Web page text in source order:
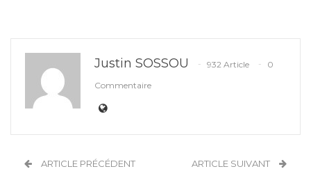
Justin SOSSOU 932 Article
0
Commentaire
ARTICLE PRÉCÉDENT ARTICLE SUIVANT